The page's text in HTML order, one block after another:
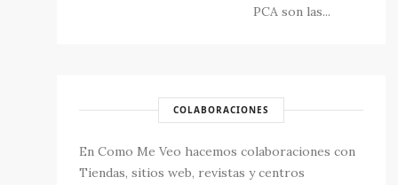
PCA son las...
COLABORACIONES
En Como Me Veo hacemos colaboraciones con
Tiendas, sitios web, revistas y centros